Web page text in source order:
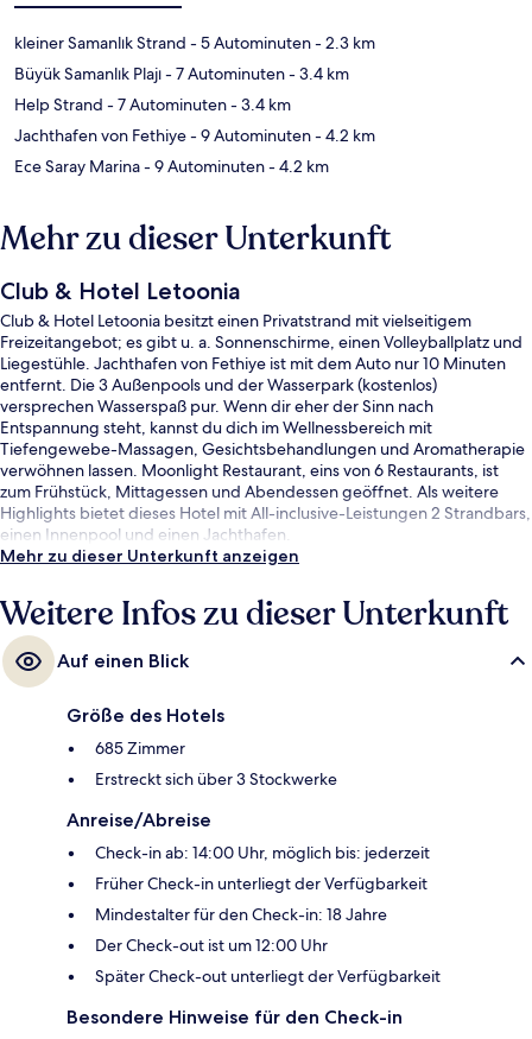
kleiner Samanlık Strand - 5 Autominuten- 2.3 km
Büyük Samanlık Plajı- 7 Autominuten- 3.4 km
Help Strand - 7 Autominuten- 3.4 km
Jachthafen von Fethiye- 9 Autominuten- 4.2 km
Ece Saray Marina- 9 Autominuten- 4.2 km
Mehr zu dieser Unterkunft
Club & Hotel Letoonia
Club & Hotel Letoonia besitzt einen Privatstrand mit vielseitigem
Freizeitangebot; es gibt u. a. Sonnenschirme, einen Volleyballplatz und
Liegestühle. Jachthafen von Fethiye ist mit dem Auto nur 10 Minuten
entfernt. Die 3 Außenpools und der Wasserpark (kostenlos)
versprechen Wasserspaß pur. Wenn dir eher der Sinn nach
Entspannung steht, kannst du dich im Wellnessbereich mit
Tiefengewebe-Massagen, Gesichtsbehandlungen und Aromatherapie
verwöhnen lassen. Moonlight Restaurant, eins von 6 Restaurants, ist
zum Frühstück, Mittagessen und Abendessen geöffnet. Als weitere
Highlights bietet dieses Hotel mit All-inclusive-Leistungen 2 Strandbars,
einen Innenpool und einen Jachthafen.
Mehr zu dieser Unterkunft anzeigen
Weitere Infos zu dieser Unterkunft
Auf einen Blick
Größe des Hotels
685 Zimmer
Erstreckt sich über 3 Stockwerke
Anreise/Abreise
Check-in ab: 14:00 Uhr, möglich bis: jederzeit
Früher Check-in unterliegt der Verfügbarkeit
Mindestalter für den Check-in: 18 Jahre
Der Check-out ist um 12:00 Uhr
Später Check-out unterliegt der Verfügbarkeit
Besondere Hinweise für den Check-in